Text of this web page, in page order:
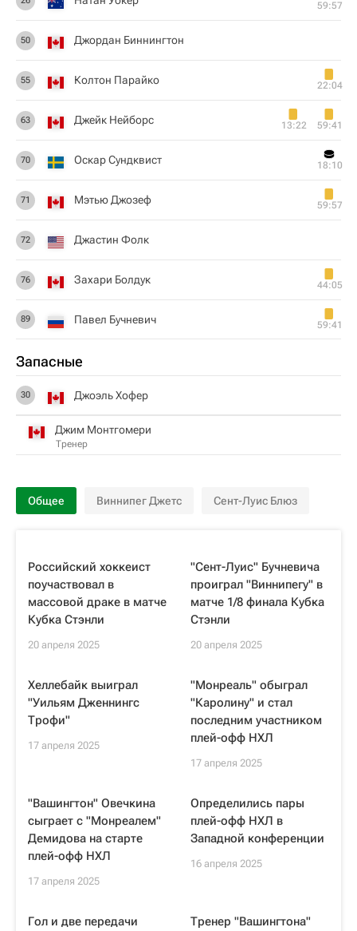
59:57
50 Джордан Биннингтон
55 Колтон Парайко 22:04
63 Джейк Нейборс 13:22 59:41
70 Оскар Сундквист 18:10
71 Мэтью Джозеф 59:57
72 Джастин Фолк
76 Захари Болдук 44:05
89 Павел Бучневич 59:41
Запасные
30 Джоэль Хофер
Джим Монтгомери
Тренер
Общее Виннипег Джетс Сент-Луис Блюз
Российский хоккеист
поучаствовал в
массовой драке в матче
Кубка Стэнли
20 апреля 2025
"Сент-Луис" Бучневича
проиграл "Виннипегу" в
матче 1/8 финала Кубка
Стэнли
20 апреля 2025
Хеллебайк выиграл
"Уильям Дженнингс
Трофи"
17 апреля 2025
"Монреаль" обыграл
"Каролину" и стал
последним участником
плей-офф НХЛ
17 апреля 2025
"Вашингтон" Овечкина
сыграет с "Монреалем"
Демидова на старте
плей-офф НХЛ
17 апреля 2025
Определились пары
плей-офф НХЛ в
Западной конференции
16 апреля 2025
Гол и две передачи
Тренер "Вашингтона"